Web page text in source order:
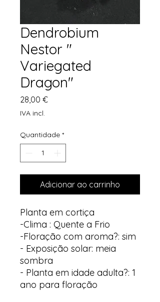
Dendrobium
Nestor "
Variegated
Dragon"
28,00 €Preço
IVA incl.
Quantidade *
Adicionar ao carrinho
Planta em cortiça
-Clima : Quente a Frio
-Floração com aroma?: sim
- Exposição solar: meia
sombra
- Planta em idade adulta?: 1
ano para floração